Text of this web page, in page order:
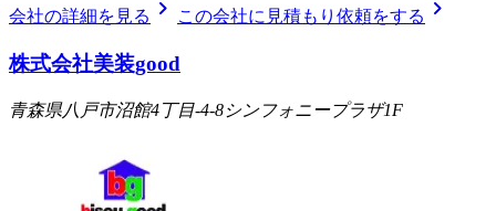
会社の詳細を見る chevron_right この会社に見積もり依頼をする chevron_right
株式会社美装good
青森県八戸市沼館4丁目-4-8シンフォニープラザ1F